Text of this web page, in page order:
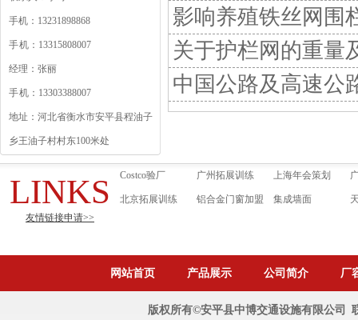
手机：13231898868
手 机：13315808007
经理：张丽
手 机：13303388007
地址：河北省衡水市安平县程油子
乡王油子村村东100米处
影响养殖铁丝网围
关于护栏网的重量
中国公路及高速公
LINKS
友情链接申请>>
Costco验厂 广州拓展训练 上海年会策划
北京拓展训练 铝合金门窗加盟 集成墙面
网站首页 产品展示 公司简介 厂
版权所有©安平县中博交通设施有限公司